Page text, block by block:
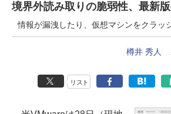
境界外読み取りの脆弱性、最新
情報が漏洩したり、仮想マシンをクラッ
樽井 秀人
リスト